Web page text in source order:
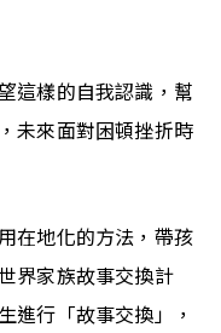
這樣的自我認識，幫
未來面對困頓挫折時
在地化的方法，帶孩
界家族故事交換計
進行「故事交換」，